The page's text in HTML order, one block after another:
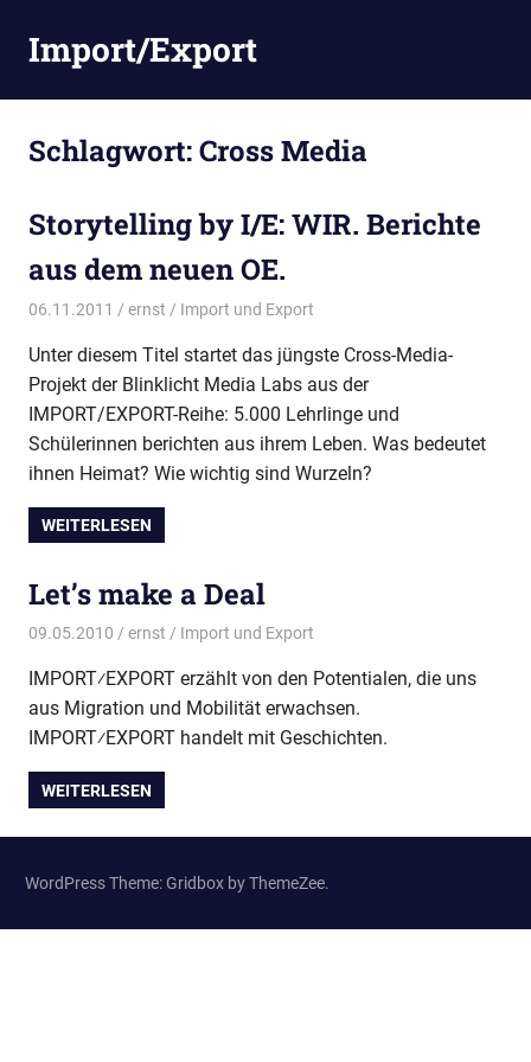
InhaltImport/Export
Schlagwort:Cross Media
Storytelling by I/E: WIR. Berichte
aus dem neuen OE.
06.11.2011 ernst Import und Export
Unter diesem Titel startet das jüngste Cross-Media-
Projekt der Blinklicht Media Labs aus der
IMPORT/EXPORT-Reihe: 5.000 Lehrlinge und
Schülerinnen berichten aus ihrem Leben. Was bedeutet
ihnen Heimat? Wie wichtig sind Wurzeln?
WEITERLESEN
Let’s make a Deal
09.05.2010 ernst Import und Export
IMPORT⁄EXPORT erzählt von den Potentialen, die uns
aus Migration und Mobilität erwachsen.
IMPORT⁄EXPORT handelt mit Geschichten.
WEITERLESEN
WordPress Theme: Gridbox by ThemeZee.